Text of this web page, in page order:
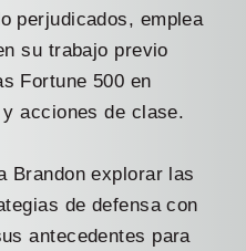
perjudicados, emplea
su trabajo previo
Fortune 500 en
acciones de clase.
Brandon explorar las
de defensa con
antecedentes para